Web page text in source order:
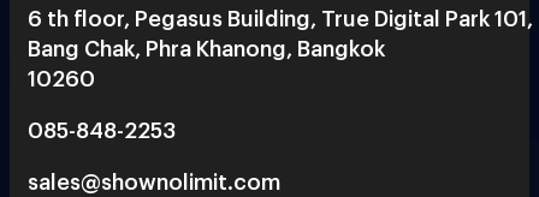
6 th floor, Pegasus Building, True Digital Park 101,
Bang Chak, Phra Khanong, Bangkok
10260
085-848-2253
sales@shownolimit.com